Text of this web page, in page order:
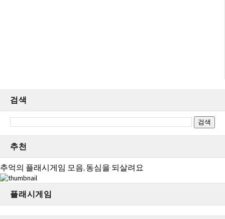
검색
추천
추억의 플래시게임 모음, 동심을 되살려요
플래시게임